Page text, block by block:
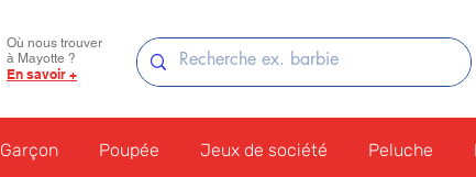
Où nous trouver
à Mayotte ?
En savoir +
Garçon Poupée Jeux de société Peluche